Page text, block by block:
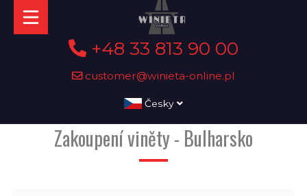
+48 33 813 90 00
customer@winieta-online.pl
Česky
Zakoupení viněty - Bulharsko